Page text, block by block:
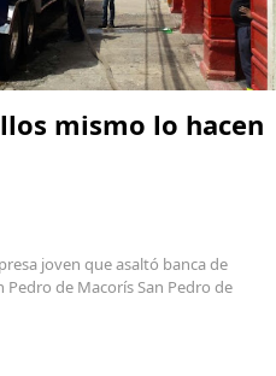
mismo lo hacen
joven que asaltó banca de
de Macorís San Pedro de